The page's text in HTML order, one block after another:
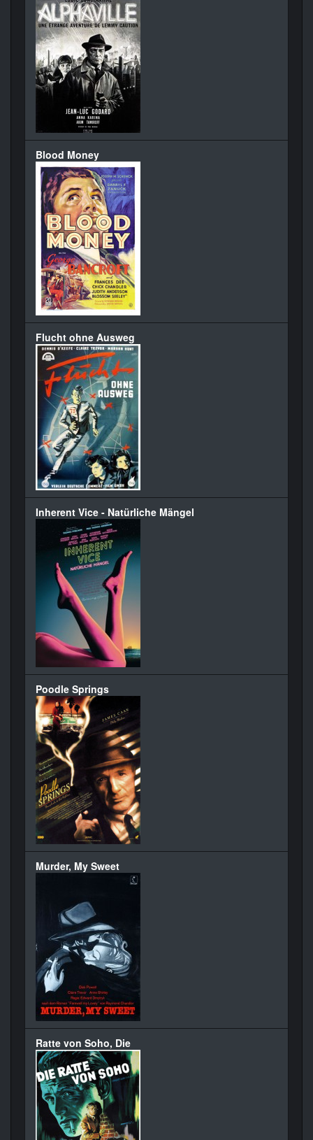
Blood Money
Flucht ohne Ausweg
Inherent Vice - Natürliche Mängel
Poodle Springs
Murder, My Sweet
Ratte von Soho, Die